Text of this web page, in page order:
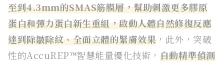
至到4.3mm的SMAS筋膜層，幫助刺激更多膠原
蛋白和彈力蛋白新生重組，啟動人體自然修復反應
達到除皺除紋、全面立體的緊膚效果 ，此外，突破
性的AccuREP™智慧能量優化技術， 自動精準偵測